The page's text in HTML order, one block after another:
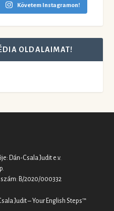
Követem Instagramon!
OLDALAIMAT!
Dán-Csala Judit e.v.
B/2020/000332
Judit – Your English Steps™